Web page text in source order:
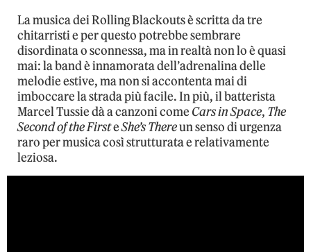
La musica dei Rolling Blackouts è scritta da tre
chitarristi e per questo potrebbe sembrare
disordinata o sconnessa, ma in realtà non lo è quasi
mai: la band è innamorata dell’adrenalina delle
melodie estive, ma non si accontenta mai di
imboccare la strada più facile. In più, il batterista
Marcel Tussie dà a canzoni come Cars in Space, The
Second of the FirsteShe’s Thereun senso di urgenza
raro per musica così strutturata e relativamente
leziosa.